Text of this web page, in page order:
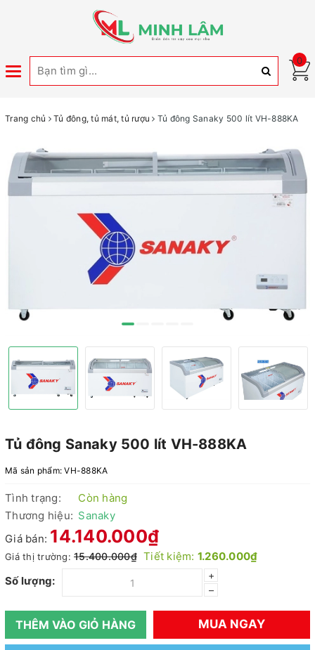
Toggle
0
Trang chủ Tủ đông, tủ mát, tủ rượu Tủ đông Sanaky 500 lít VH-888KA
Tủ đông Sanaky 500 lít VH-888KA
Mã sản phẩm:VH-888KA
Tình trạng:
Còn hàng
Thương hiệu: Sanaky
Giá bán: 14.140.000₫
Giá thị trường: 15.400.000₫ Tiết kiệm: 1.260.000₫
Số lượng:
+
–
THÊM VÀO GIỎ HÀNG MUA NGAY